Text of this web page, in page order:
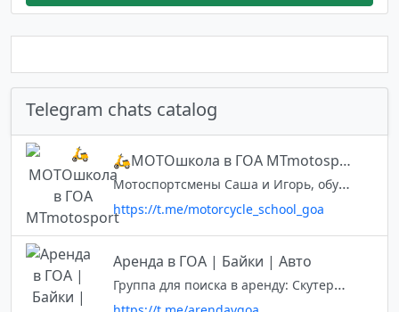
Telegram chats catalog
🛵МОТОшкола в ГОА MTmotosport
Мотоспортсмены Саша и Игорь, обучаем безопасному вождению мотоцикла и скутера: 🔺Базовые навыки для самостоятельной езды 🔺Контраварийный курс 🔺С нуля и для опытных райдеров 🇮🇳Северный ГОА 📱 Пиши в чат или @SashaSavenko8 Наша ш
https://t.me/motorcycle_school_goa
Аренда в ГОА | Байки | Авто
Группа для поиска в аренду: Скутеров Мотоциклов Автомобилей 📍Работаем по Северному Гоа Размещение рекламных объявлений по тематикам данной группы ЗАПРЕЩЕНО! Вся реклама по согласованию с @makstrip м&м